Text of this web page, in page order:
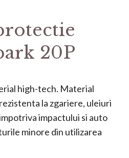
20P
high-tech. Material
la zgariere, uleiuri
impactului si auto
minore din utilizarea